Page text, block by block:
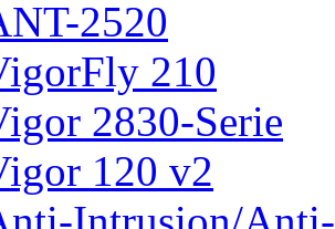
2520
210
2830-Serie
120 v2